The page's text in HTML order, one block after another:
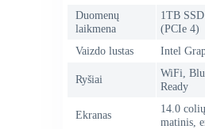
Duomenų
laikmena
1TB
(PCIe 4)
Vaizdo lustas
Intel
Ryšiai
WiFi,
Ready
Ekranas
14.0
matinis,